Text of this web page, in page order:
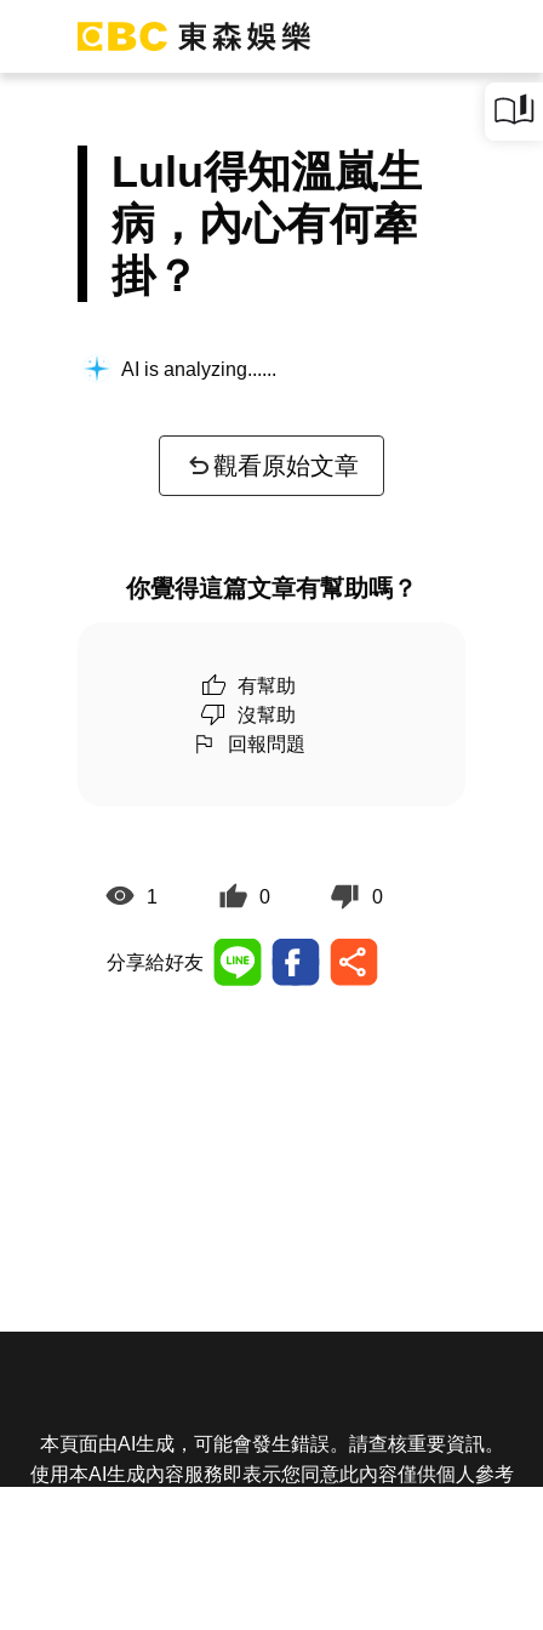
Lulu得知溫嵐生
病，內心有何牽
掛？
AI is analyzing...
觀看原始文章
你覺得這篇文章有幫助嗎？
有幫助
沒幫助
回報問題
1 0 0
分享給好友
本頁面由AI生成，可能會發生錯誤。請查核重要資訊。
使用本AI生成內容服務即表示您同意此內容僅供個人參考